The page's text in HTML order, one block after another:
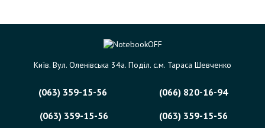
Київ. Вул. Оленівська 34а. Поділ. с.м. Тараса Шевченко
(063) 359-15-56
(066) 820-16-94
(063) 359-15-56
(063) 359-15-56